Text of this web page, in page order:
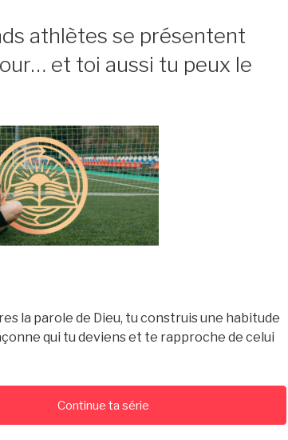
athlètes se présentent
et toi aussi tu peux le
la parole de Dieu, tu construis une habitude
qui tu deviens et te rapproche de celui
Continue ta série